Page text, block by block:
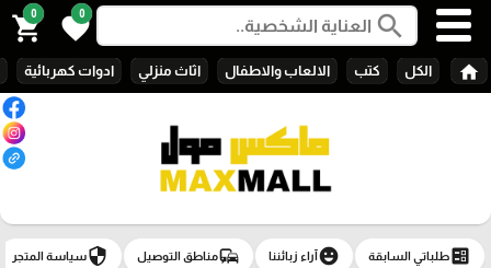
search
0
favorite
0
shopping_cart
home الكل كتب الالعاب والاطفال اثاث منزلي ادوات كهربائية
ballotطلباتي السابقة emoji_emotionsآراء زبائننا commuteمناطق التوصيل securityسياسة المتجر